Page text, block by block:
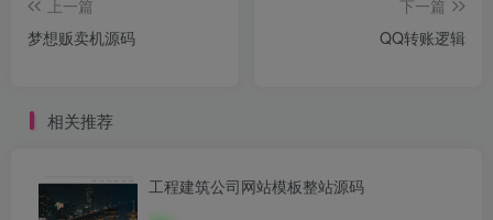
上一篇
梦想贩卖机源码
下一篇
QQ转账逻辑
相关推荐
工程建筑公司网站模板整站源码